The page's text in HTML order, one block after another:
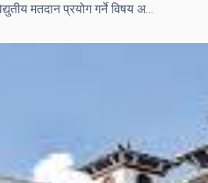
निर्वाचन आयोगद्वारा निर्वाचनमा विद्युतीय मतदान प्रयोग गर्ने विषय अध्ययन गर्न कार्यदल गठन